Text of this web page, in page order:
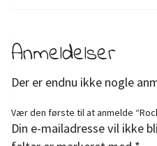
Anmeldelser
Der er endnu ikke nogle
Vær den første til at anmelde
Din e-mailadresse vil ikke